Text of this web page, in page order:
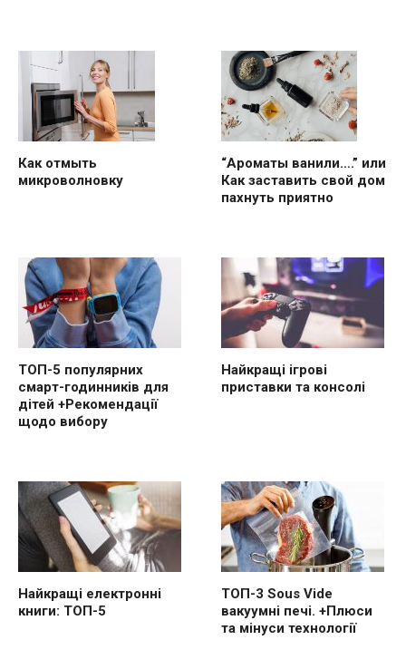
Как отмыть
микроволновку
“Ароматы ванили….” или
Как заставить свой дом
пахнуть приятно
ТОП-5 популярних
смарт-годинників для
дітей +Рекомендації
щодо вибору
Найкращі ігрові
приставки та консолі
Найкращі електронні
книги: ТОП-5
ТОП-3 Sous Vide
вакуумні печі. +Плюси
та мінуси технології